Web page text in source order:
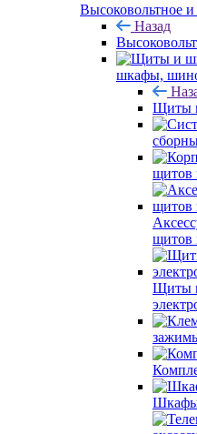
Высоковольтное
Назад
шкафы,
Щиты
щитов
щитов
Щиты
Шкафы